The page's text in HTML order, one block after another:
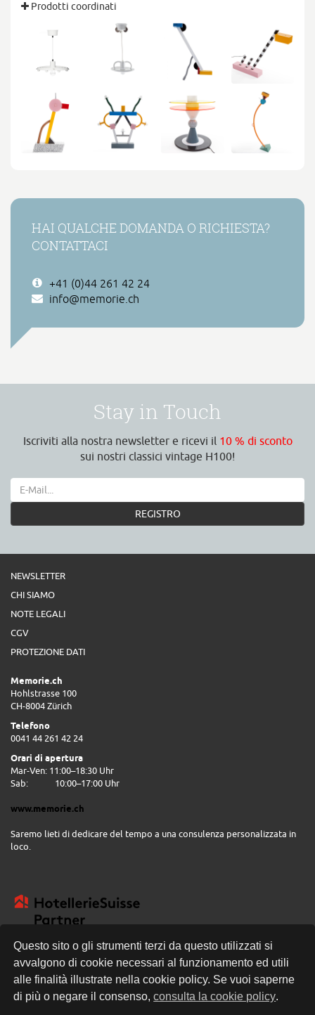
Questo sito o gli strumenti terzi da questo utilizzati si
avvalgono di cookie necessari al funzionamento ed utili
alle finalità illustrate nella cookie policy. Se vuoi saperne
di più o negare il consenso,consulta la cookie policy.
Prodotti coordinati
HAI QUALCHE DOMANDA O RICHIESTA?
CONTATTACI
+41 (0)44 261 42 24
info@memorie.ch
Stay in Touch
Iscriviti alla nostra newsletter e ricevi il 10 % di sconto
sui nostri classici vintage H100!
REGISTRO
NEWSLETTER
CHI SIAMO
NOTE LEGALI
CGV
PROTEZIONE DATI
Memorie.ch
Hohlstrasse 100
CH-8004 Zürich
Telefono
0041 44 261 42 24
Orari di apertura
Mar-Ven: 11:00–18:30 Uhr
Sab:
10:00–17:00 Uhr
www.memorie.ch
Saremo lieti di dedicare del tempo a una consulenza personalizzata in
loco.
CONSEGNA GRATUITA